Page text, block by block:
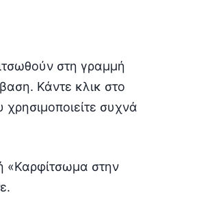
στη γραμμή
Κάντε κλικ στο
συχνά
«Καρφίτσωμα στην